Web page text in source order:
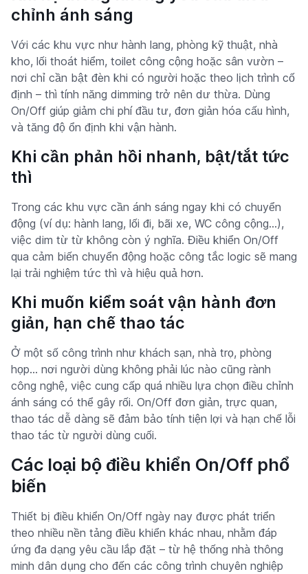
chỉnh ánh sáng
Với các khu vực như hành lang, phòng kỹ thuật, nhà
kho, lối thoát hiểm, toilet công cộng hoặc sân vườn –
nơi chỉ cần bật đèn khi có người hoặc theo lịch trình cố
định – thì tính năng dimming trở nên dư thừa. Dùng
On/Off giúp giảm chi phí đầu tư, đơn giản hóa cấu hình,
và tăng độ ổn định khi vận hành.
Khi cần phản hồi nhanh, bật/tắt tức
thì
Trong các khu vực cần ánh sáng ngay khi có chuyển
động (ví dụ: hành lang, lối đi, bãi xe, WC công cộng…),
việc dim từ từ không còn ý nghĩa. Điều khiển On/Off
qua cảm biến chuyển động hoặc công tắc logic sẽ mang
lại trải nghiệm tức thì và hiệu quả hơn.
Khi muốn kiểm soát vận hành đơn
giản, hạn chế thao tác
Ở một số công trình như khách sạn, nhà trọ, phòng
họp… nơi người dùng không phải lúc nào cũng rành
công nghệ, việc cung cấp quá nhiều lựa chọn điều chỉnh
ánh sáng có thể gây rối. On/Off đơn giản, trực quan,
thao tác dễ dàng sẽ đảm bảo tính tiện lợi và hạn chế lỗi
thao tác từ người dùng cuối.
Các loại bộ điều khiển On/Off phổ
biến
Thiết bị điều khiển On/Off ngày nay được phát triển
theo nhiều nền tảng điều khiển khác nhau, nhằm đáp
ứng đa dạng yêu cầu lắp đặt – từ hệ thống nhà thông
minh dân dụng cho đến các công trình chuyên nghiệp